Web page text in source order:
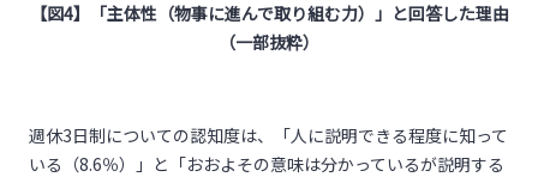
【図4】「主体性（物事に進んで取り組む力）」と回答した理由
（一部抜粋）
週休3日制についての認知度は、「人に説明できる程度に知って
いる（8.6％）」と「おおよその意味は分かっているが説明する